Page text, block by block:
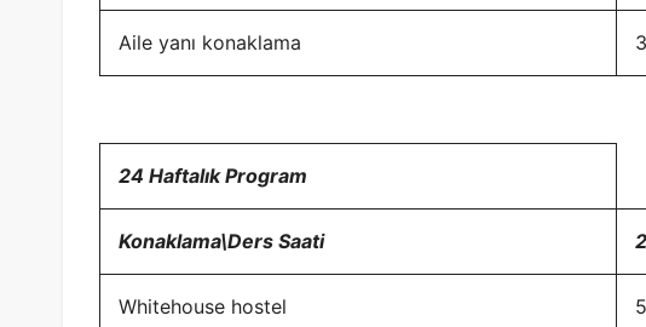
Aile yanı konaklama
24 Haftalık Program
Konaklama\Ders Saati
Whitehouse hostel